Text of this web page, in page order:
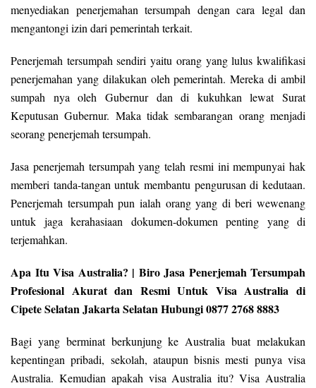
menyediakan penerjemahan tersumpah dengan cara legal dan
mengantongi izin dari pemerintah terkait.
Penerjemah tersumpah sendiri yaitu orang yang lulus kwalifikasi
penerjemahan yang dilakukan oleh pemerintah. Mereka di ambil
sumpah nya oleh Gubernur dan di kukuhkan lewat Surat
Keputusan Gubernur. Maka tidak sembarangan orang menjadi
seorang penerjemah tersumpah.
Jasa penerjemah tersumpah yang telah resmi ini mempunyai hak
memberi tanda-tangan untuk membantu pengurusan di kedutaan.
Penerjemah tersumpah pun ialah orang yang di beri wewenang
untuk jaga kerahasiaan dokumen-dokumen penting yang di
terjemahkan.
Apa Itu Visa Australia? | Biro Jasa Penerjemah Tersumpah
Profesional Akurat dan Resmi Untuk Visa Australia di
Cipete Selatan Jakarta Selatan Hubungi 0877 2768 8883
Bagi yang berminat berkunjung ke Australia buat melakukan
kepentingan pribadi, sekolah, ataupun bisnis mesti punya visa
Australia. Kemudian apakah visa Australia itu? Visa Australia